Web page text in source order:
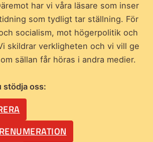
har vi våra läsare som inser
som tydligt tar ställning. För
socialism, mot högerpolitik och
skildrar verkligheten och vi vill ge
sällan får höras i andra medier.
stödja oss: